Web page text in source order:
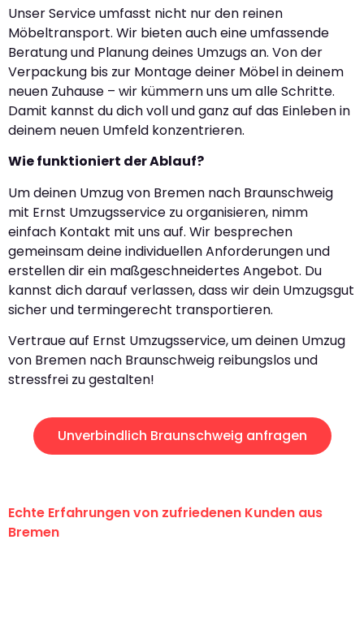
Unser Service umfasst nicht nur den reinen
Möbeltransport. Wir bieten auch eine umfassende
Beratung und Planung deines Umzugs an. Von der
Verpackung bis zur Montage deiner Möbel in deinem
neuen Zuhause – wir kümmern uns um alle Schritte.
Damit kannst du dich voll und ganz auf das Einleben in
deinem neuen Umfeld konzentrieren.
Wie funktioniert der Ablauf?
Um deinen Umzug von Bremen nach Braunschweig
mit Ernst Umzugsservice zu organisieren, nimm
einfach Kontakt mit uns auf. Wir besprechen
gemeinsam deine individuellen Anforderungen und
erstellen dir ein maßgeschneidertes Angebot. Du
kannst dich darauf verlassen, dass wir dein Umzugsgut
sicher und termingerecht transportieren.
Vertraue auf Ernst Umzugsservice, um deinen Umzug
von Bremen nach Braunschweig reibungslos und
stressfrei zu gestalten!
Unverbindlich Braunschweig anfragen
Echte Erfahrungen von zufriedenen Kunden aus
Bremen